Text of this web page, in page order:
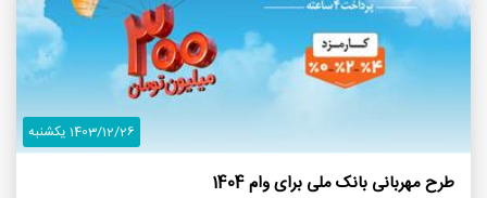
1403/12/26 یکشنبه
طرح مهربانی بانک ملی برای وام 1404